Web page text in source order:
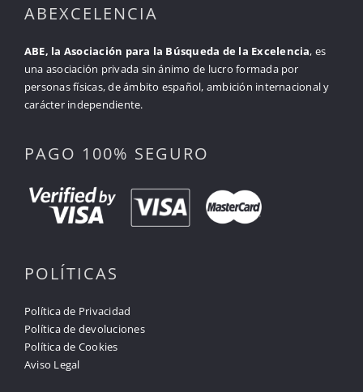
ABEXCELENCIA
ABE, la Asociación para la Búsqueda de la Excelencia, es
una asociación privada sin ánimo de lucro formada por
personas físicas, de ámbito español, ambición internacional y
carácter independiente.
PAGO 100% SEGURO
POLÍTICAS
Política de Privacidad
Política de devoluciones
Política de Cookies
Aviso Legal